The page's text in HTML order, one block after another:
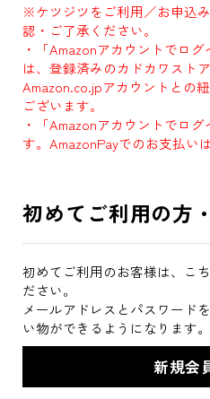
※ケツジツをご利用／お申込
認・ご了承ください。
・「Amazonアカウントでロ
は、登録済みのカドカワスト
Amazon.co.jpアカウントとの
ございます。
・「Amazonアカウントでロ
す。AmazonPayでのお支払い
初めてご利用の方
初めてご利用のお客様は、こ
ださい。
メールアドレスとパスワード
い物ができるようになります。